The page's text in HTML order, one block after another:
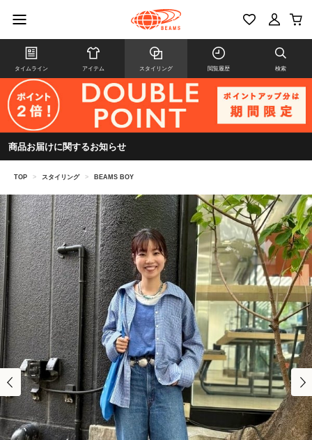
タイムライン アイテム スタイリング 閲覧履歴 検索
商品お届けに関するお知らせ
TOP > スタイリング > BEAMS BOY